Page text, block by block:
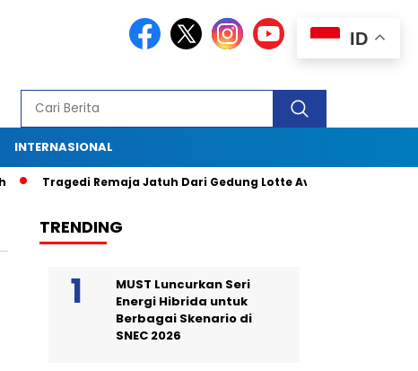
INTERNASIONAL
Tragedi Remaja Jatuh Dari Gedung Lotte Avenue: Kronologi,
TRENDING
MUST Luncurkan Seri
Energi Hibrida untuk
Berbagai Skenario di
SNEC 2026
ID